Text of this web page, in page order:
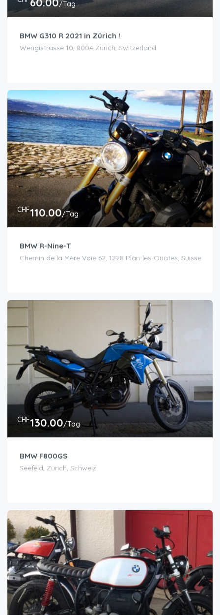
/Tag
BMW G310 R 2021 in Zürich !
Wengistrasse 10, 8004 Zürich, Switzerland
CHF110.00/Tag
BMW R-Nine-T
Chemin de la Mère Voie 62, 1228 Plan-les-Ouates, Suisse
CHF130.00/Tag
BMW F800GS
Seefeld, Zürich, Schweiz